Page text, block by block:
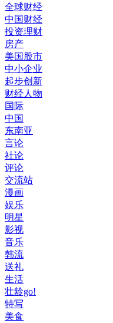
全球财经
中国财经
投资理财
房产
美国股市
中小企业
起步创新
财经人物
国际
中国
东南亚
言论
社论
评论
交流站
漫画
娱乐
明星
影视
音乐
韩流
送礼
生活
壮龄go!
特写
美食